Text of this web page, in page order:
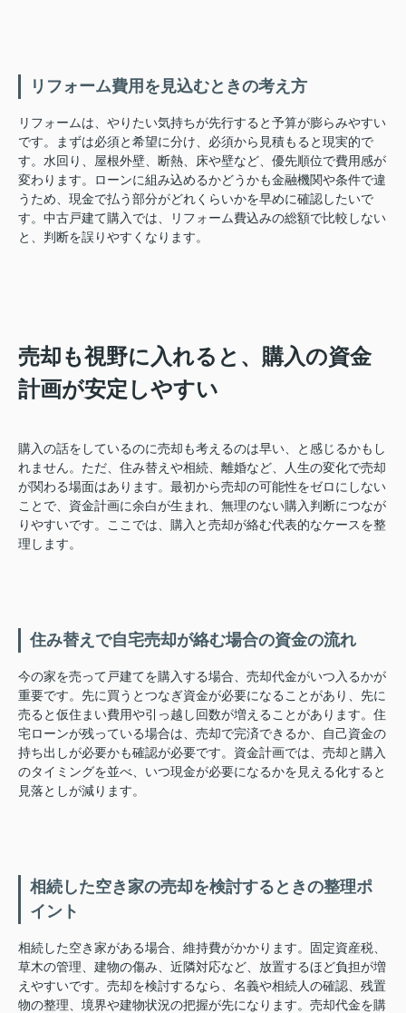
リフォーム費用を見込むときの考え方
リフォームは、やりたい気持ちが先行すると予算が膨らみやすい
です。まずは必須と希望に分け、必須から見積もると現実的で
す。水回り、屋根外壁、断熱、床や壁など、優先順位で費用感が
変わります。ローンに組み込めるかどうかも金融機関や条件で違
うため、現金で払う部分がどれくらいかを早めに確認したいで
す。中古戸建て購入では、リフォーム費込みの総額で比較しない
と、判断を誤りやすくなります。
売却も視野に入れると、購入の資金
計画が安定しやすい
購入の話をしているのに売却も考えるのは早い、と感じるかもし
れません。ただ、住み替えや相続、離婚など、人生の変化で売却
が関わる場面はあります。最初から売却の可能性をゼロにしない
ことで、資金計画に余白が生まれ、無理のない購入判断につなが
りやすいです。ここでは、購入と売却が絡む代表的なケースを整
理します。
住み替えで自宅売却が絡む場合の資金の流れ
今の家を売って戸建てを購入する場合、売却代金がいつ入るかが
重要です。先に買うとつなぎ資金が必要になることがあり、先に
売ると仮住まい費用や引っ越し回数が増えることがあります。住
宅ローンが残っている場合は、売却で完済できるか、自己資金の
持ち出しが必要かも確認が必要です。資金計画では、売却と購入
のタイミングを並べ、いつ現金が必要になるかを見える化すると
見落としが減ります。
相続した空き家の売却を検討するときの整理ポ
イント
相続した空き家がある場合、維持費がかかります。固定資産税、
草木の管理、建物の傷み、近隣対応など、放置するほど負担が増
えやすいです。売却を検討するなら、名義や相続人の確認、残置
物の整理、境界や建物状況の把握が先になります。売却代金を購